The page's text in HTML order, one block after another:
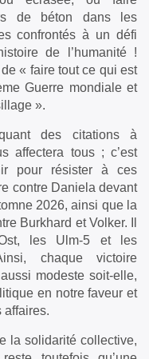
de béton dans les
confrontés à un défi
de l’humanité !
« faire tout ce qui est
Guerre mondiale et
».
des citations à
affectera tous ; c’est
pour résister à ces
contre Daniela devant
2026, ainsi que la
Burkhard et Volker. Il
les Ulm-5 et les
chaque victoire
modeste soit-elle,
en notre faveur et
affaires.
la solidarité collective,